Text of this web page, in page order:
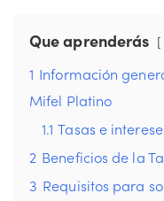
Que aprenderás
1 Información
Mifel Platino
1.1 Tasas e
2 Beneficios de la
3 Requisitos para